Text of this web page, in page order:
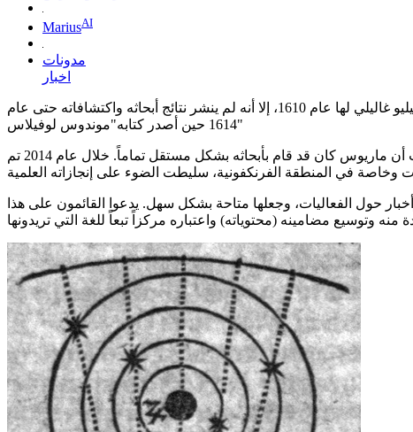
MariusAI
مدونات
اخبار
كان سيمون ماريوس فلكي البلاط الأنسباخي. اكتشف ماريوس أقمار كوكب المشتري الأربعة الكبيرة وذلك بالتزامن مع اكتشاف غاليليو غاليلي لها عام 1610، إلا أنه لم ينشر نتائج أبحاثه واكتشافاته حتى عام
1614 حين أصدر كتابه"موندوس لوفيلاس"
وبسبب اتهام غاليليو له بالسرقة الفكرية، أصيبت سمعة ماريوس بضرر دائم على الرغم من ظهور دلائل في بداية القرن العشرين أثبتت أن ماريوس كان قد قام بأبحاثه بشكل مستقل تماماً. خلال عام 2014 تم
حول الفعاليات، وجعلها متاحة بشكل سهل. يدعوا القائمون على هذا
منه وتوسيع مضامينه (محتوياته) واعتباره مركزاً تبعاً للغة التي تريدونها